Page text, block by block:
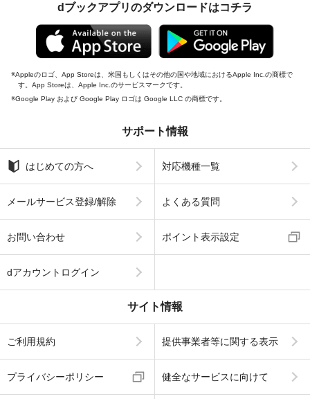
dブックアプリのダウンロードはコチラ
Appleのロゴ、App Storeは、米国もしくはその他の国や地域におけるApple Inc.の商標で
す。App Storeは、Apple Inc.のサービスマークです。
Google Play および Google Play ロゴは Google LLC の商標です。
サポート情報
はじめての方へ 対応機種一覧
メールサービス登録/解除 よくある質問
お問い合わせ ポイント表示設定
dアカウントログイン
サイト情報
ご利用規約 提供事業者等に関する表示
プライバシーポリシー 健全なサービスに向けて